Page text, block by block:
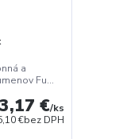
a
Fu...
€/ks
€bez DPH